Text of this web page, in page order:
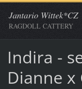
Jantario Wittek*CZ
RAGDOLL CATTERY
Indira -
Dianne x